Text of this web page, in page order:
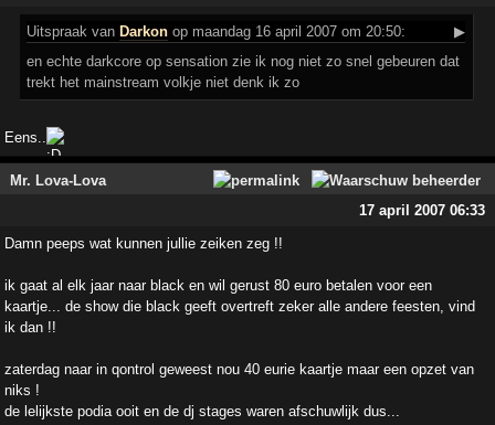
Uitspraak van Darkon op maandag 16 april 2007 om 20:50:
▶
en echte darkcore op sensation zie ik nog niet zo snel gebeuren dat
trekt het mainstream volkje niet denk ik zo
Eens..
Mr. Lova-Lova
17 april 2007 06:33
Damn peeps wat kunnen jullie zeiken zeg !!
ik gaat al elk jaar naar black en wil gerust 80 euro betalen voor een
kaartje... de show die black geeft overtreft zeker alle andere feesten, vind
ik dan !!
zaterdag naar in qontrol geweest nou 40 eurie kaartje maar een opzet van
niks !
de lelijkste podia ooit en de dj stages waren afschuwlijk dus...